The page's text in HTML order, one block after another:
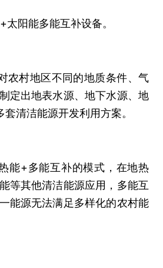
太阳能多能互补设备。
农村地区不同的地质条件、气
定出地表水源、地下水源、地
清洁能源开发利用方案。
能+多能互补的模式，在地热
等其他清洁能源应用，多能互
能源无法满足多样化的农村能